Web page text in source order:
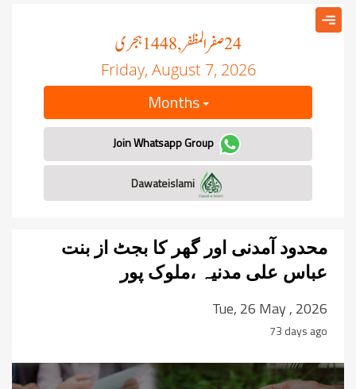
24صفر المظفر, 1448 ہجری
Friday, August 7, 2026
Months
Join Whatsapp Group
محدود آمدنی اور گھر کا بجٹ از بنت
عباس علی مدنیہ ،ملوک پور
Tue, 26 May , 2026
73 days ago